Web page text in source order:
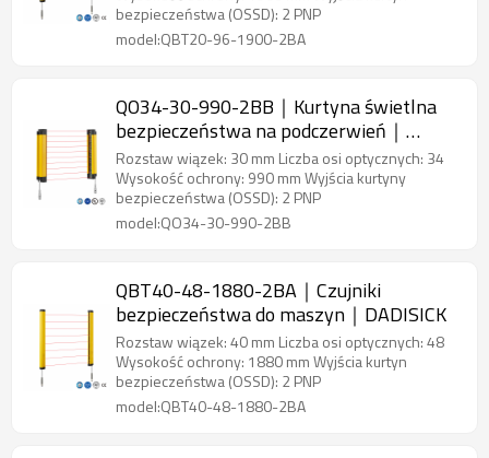
bezpieczeństwa (OSSD): 2 PNP
model:QBT20-96-1900-2BA
QO34-30-990-2BB｜Kurtyna świetlna
bezpieczeństwa na podczerwień｜
DADISICK
Rozstaw wiązek: 30 mm Liczba osi optycznych: 34
Wysokość ochrony: 990 mm Wyjścia kurtyny
bezpieczeństwa (OSSD): 2 PNP
model:QO34-30-990-2BB
QBT40-48-1880-2BA｜Czujniki
bezpieczeństwa do maszyn｜DADISICK
Rozstaw wiązek: 40 mm Liczba osi optycznych: 48
Wysokość ochrony: 1880 mm Wyjścia kurtyn
bezpieczeństwa (OSSD): 2 PNP
model:QBT40-48-1880-2BA